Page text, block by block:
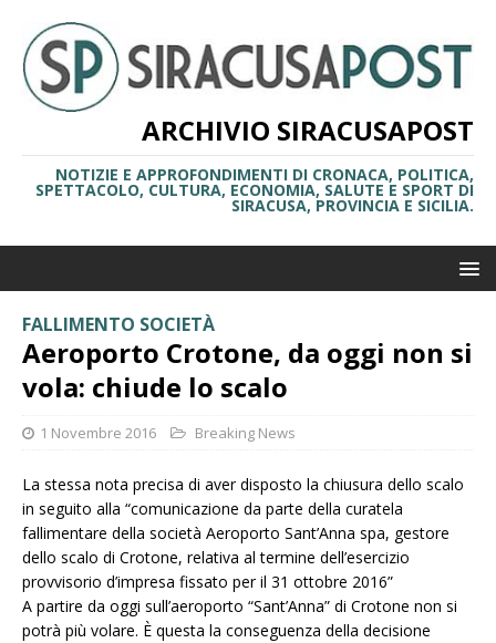
ARCHIVIO SIRACUSAPOST
NOTIZIE E APPROFONDIMENTI DI CRONACA, POLITICA,
SPETTACOLO, CULTURA, ECONOMIA, SALUTE E SPORT DI
SIRACUSA, PROVINCIA E SICILIA.
FALLIMENTO SOCIETÀ
Aeroporto Crotone, da oggi non si
vola: chiude lo scalo
1 Novembre 2016 Breaking News
La stessa nota precisa di aver disposto la chiusura dello scalo
in seguito alla “comunicazione da parte della curatela
fallimentare della società Aeroporto Sant’Anna spa, gestore
dello scalo di Crotone, relativa al termine dell’esercizio
provvisorio d’impresa fissato per il 31 ottobre 2016”
A partire da oggi sull’aeroporto “Sant’Anna” di Crotone non si
potrà più volare. È questa la conseguenza della decisione